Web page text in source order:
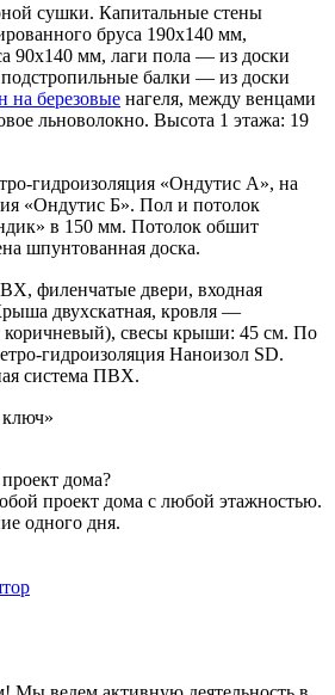
сушки. Капитальные стены
бруса 190х140 мм,
90х140 мм, лаги пола — из доски
балки — из доски
на березовые нагеля, между венцами
льноволокно. Высота 1 этажа: 19
гидроизоляция «Ондутис A», на
«Ондутис Б». Пол и потолок
в 150 мм. Потолок обшит
шпунтованная доска.
филенчатые двери, входная
двухскатная, кровля —
коричневый), свесы крыши: 45 см. По
гидроизоляция Наноизол SD.
система ПВХ.
дома?
проект дома с любой этажностью.
одного дня.